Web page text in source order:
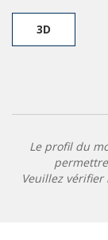
3D
Le profil du
Veuillez